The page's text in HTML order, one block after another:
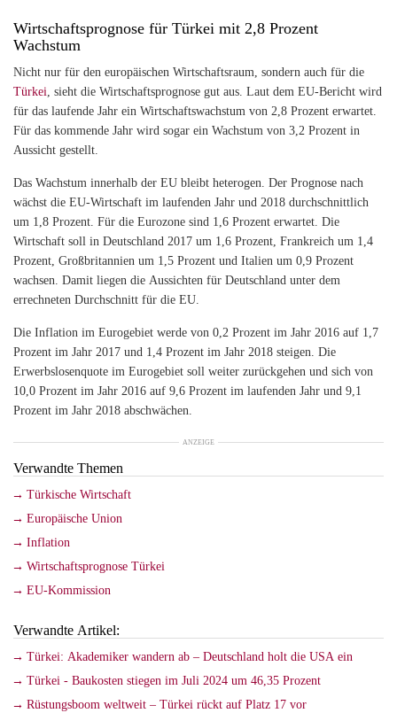
Wirtschaftsprognose für Türkei mit 2,8 Prozent
Wachstum
Nicht nur für den europäischen Wirtschaftsraum, sondern auch für die
Türkei , sieht die Wirtschaftsprognose gut aus. Laut dem EU-Bericht wird
für das laufende Jahr ein Wirtschaftswachstum von 2,8 Prozent erwartet.
Für das kommende Jahr wird sogar ein Wachstum von 3,2 Prozent in
Aussicht gestellt.
Das Wachstum innerhalb der EU bleibt heterogen. Der Prognose nach
wächst die EU-Wirtschaft im laufenden Jahr und 2018 durchschnittlich
um 1,8 Prozent. Für die Eurozone sind 1,6 Prozent erwartet. Die
Wirtschaft soll in Deutschland 2017 um 1,6 Prozent, Frankreich um 1,4
Prozent, Großbritannien um 1,5 Prozent und Italien um 0,9 Prozent
wachsen. Damit liegen die Aussichten für Deutschland unter dem
errechneten Durchschnitt für die EU.
Die Inflation im Eurogebiet werde von 0,2 Prozent im Jahr 2016 auf 1,7
Prozent im Jahr 2017 und 1,4 Prozent im Jahr 2018 steigen. Die
Erwerbslosenquote im Eurogebiet soll weiter zurückgehen und sich von
10,0 Prozent im Jahr 2016 auf 9,6 Prozent im laufenden Jahr und 9,1
Prozent im Jahr 2018 abschwächen.
ANZEIGE
Verwandte Themen
Türkische Wirtschaft
Europäische Union
Inflation
Wirtschaftsprognose Türkei
EU-Kommission
Verwandte Artikel:
Türkei: Akademiker wandern ab – Deutschland holt die USA ein
Türkei - Baukosten stiegen im Juli 2024 um 46,35 Prozent
Rüstungsboom weltweit – Türkei rückt auf Platz 17 vor